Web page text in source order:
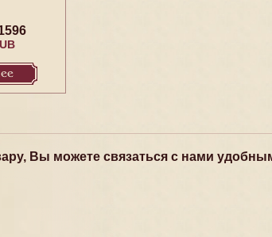
Вы можете связаться с нами